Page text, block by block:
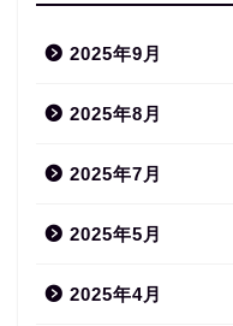
2025年9月
2025年8月
2025年7月
2025年5月
2025年4月